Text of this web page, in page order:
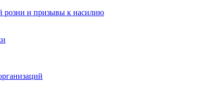
розни и призывы к насилию